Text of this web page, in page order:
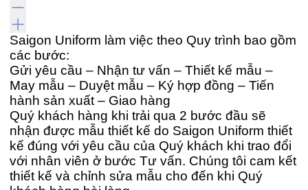
Saigon Uniform làm việc theo Quy trình bao gồm
các bước:
Gửi yêu cầu – Nhận tư vấn – Thiết kế mẫu –
May mẫu – Duyệt mẫu – Ký hợp đồng – Tiến
hành sản xuất – Giao hàng
Quý khách hàng khi trải qua 2 bước đầu sẽ
nhận được mẫu thiết kế do Saigon Uniform thiết
kế đúng với yêu cầu của Quý khách khi trao đổi
với nhân viên ở bước Tư vấn. Chúng tôi cam kết
thiết kế và chỉnh sửa mẫu cho đến khi Quý